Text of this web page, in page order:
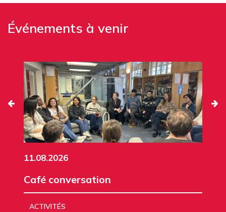
Événements à venir
11.08.2026
Café conversation
ACTIVITÉS